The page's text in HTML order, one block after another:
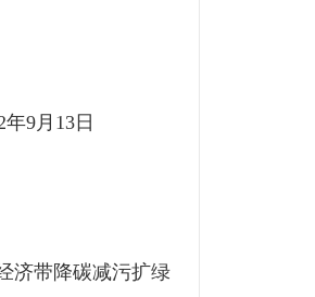
年9月13日
济带降碳减污扩绿